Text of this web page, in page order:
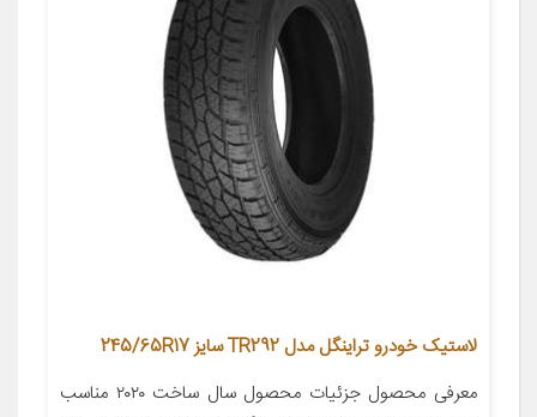
لاستیک خودرو تراینگل مدل TR292 سایز 245/65R17
معرفی محصول جزئیات محصول سال ساخت ۲۰۲۰ مناسب